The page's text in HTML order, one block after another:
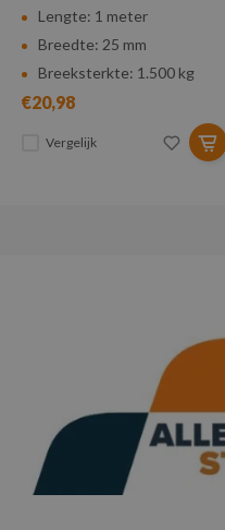
Lengte: 1 meter
Breedte: 25 mm
Breeksterkte: 1.500 kg
€20,98
Vergelijk